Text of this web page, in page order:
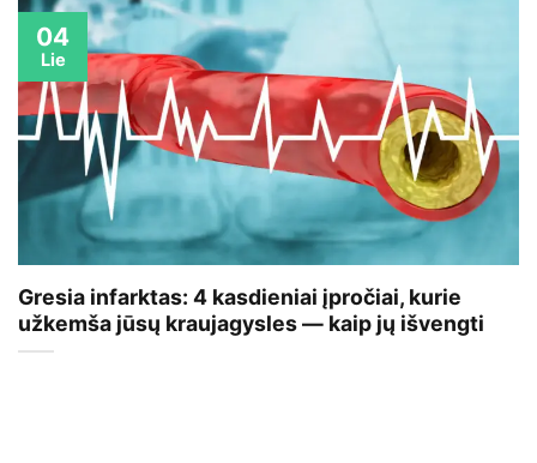
Gresia infarktas: 4 kasdieniai įpročiai, kurie
užkemša jūsų kraujagysles — kaip jų išvengti
04
Lie